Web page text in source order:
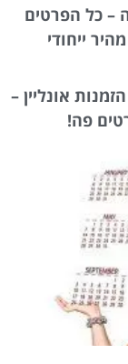
– כל הפרטים
ייחודי
אונליין –
פה!